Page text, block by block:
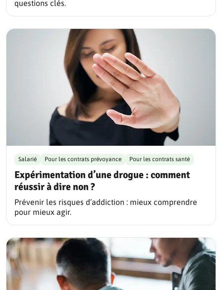
questions clés.
Expérimentation d’une drogue : comment
réussir à dire non ?
Salarié Pour les contrats prévoyance Pour les contrats santé
Prévenir les risques d’addiction : mieux comprendre
pour mieux agir.